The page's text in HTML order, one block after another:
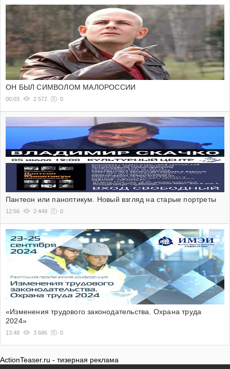
ОН БЫЛ СИМВОЛОМ МАЛОРОССИИ
00:03 2 572 0
Пантеон или паноптикум. Новый взгляд на старые портреты
12:56 2 449 0
«Изменения трудового законодательства. Охрана труда
2024»
13:48 3 686 0
ActionTeaser.ru - тизерная реклама